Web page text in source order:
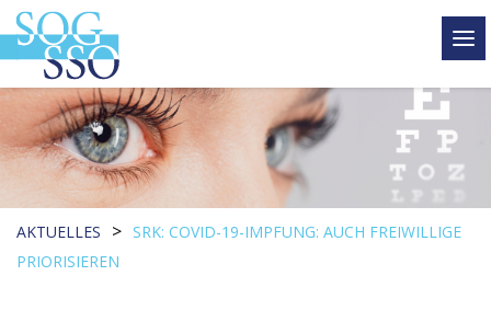
AKTUELLES > SRK: COVID-19-IMPFUNG: AUCH FREIWILLIGE
PRIORISIEREN